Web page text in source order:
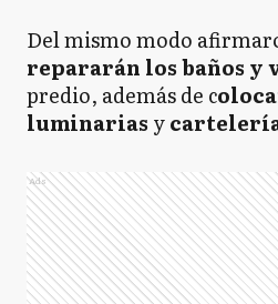
Del mismo modo
repararán los baños y
predio, además de c
luminarias y
Ads